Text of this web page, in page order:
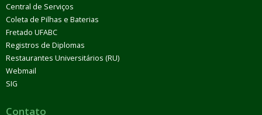
Central de Serviços
Coleta de Pilhas e Baterias
Fretado UFABC
Registros de Diplomas
Restaurantes Universitários (RU)
Webmail
SIG
Contato